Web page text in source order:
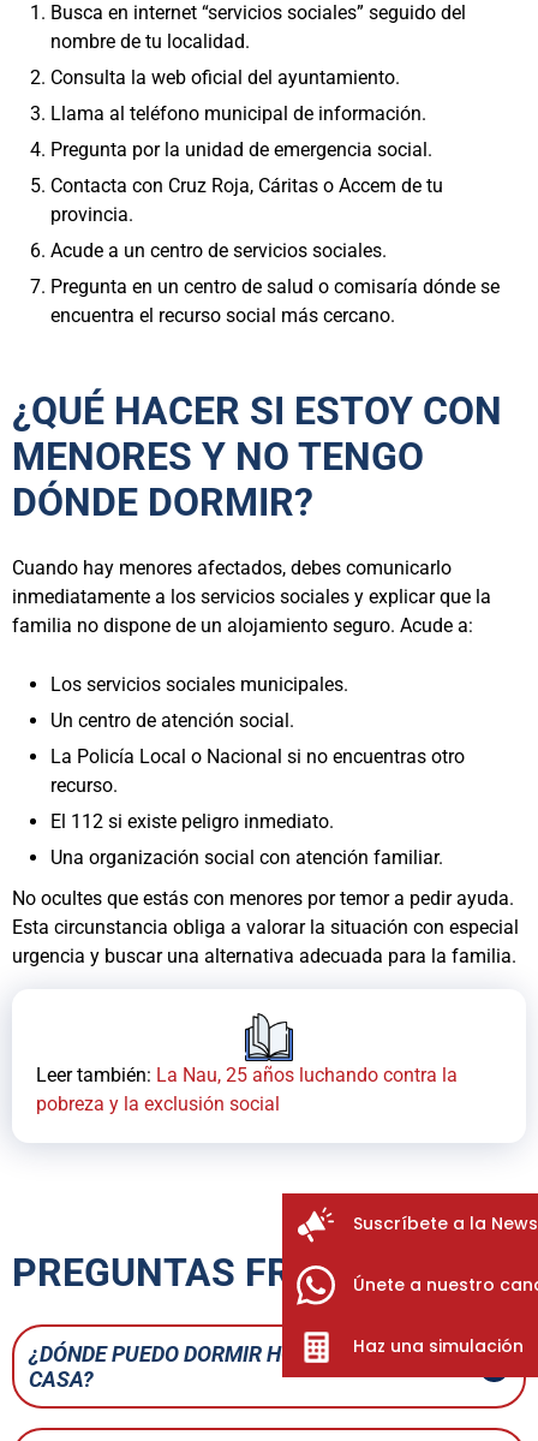
Busca en internet “servicios sociales” seguido del
nombre de tu localidad.
Consulta la web oficial del ayuntamiento.
Llama al teléfono municipal de información.
Pregunta por la unidad de emergencia social.
Contacta con Cruz Roja, Cáritas o Accem de tu
provincia.
Acude a un centro de servicios sociales.
Pregunta en un centro de salud o comisaría dónde se
encuentra el recurso social más cercano.
¿QUÉ HACER SI ESTOY CON
MENORES Y NO TENGO
DÓNDE DORMIR?
Cuando hay menores afectados, debes comunicarlo
inmediatamente a los servicios sociales y explicar que la
familia no dispone de un alojamiento seguro. Acude a:
Los servicios sociales municipales.
Un centro de atención social.
La Policía Local o Nacional si no encuentras otro
recurso.
El 112 si existe peligro inmediato.
Una organización social con atención familiar.
No ocultes que estás con menores por temor a pedir ayuda.
Esta circunstancia obliga a valorar la situación con especial
urgencia y buscar una alternativa adecuada para la familia.
Leer también: La Nau, 25 años luchando contra la
pobreza y la exclusión social
PREGUNTAS FRECUENTES
¿DÓNDE PUEDO DORMIR HOY SI NO TENGO
CASA?
Suscríbete a la
Únete a nuestro
Haz una simulación